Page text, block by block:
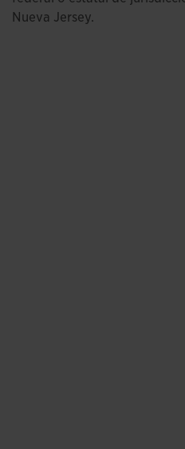
Nueva Jersey.